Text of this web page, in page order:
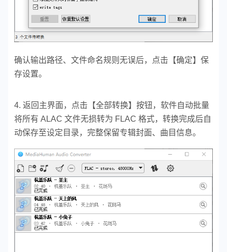
确认输出路径、文件命名规则无误后，点击【确定】保
存设置。
4. 返回主界面，点击【全部转换】按钮，软件自动批量
将所有 ALAC 文件无损转为 FLAC 格式，转换完成后自
动保存至设定目录，完整保留专辑封面、曲目信息。